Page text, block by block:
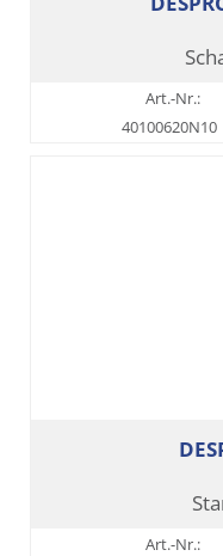
Art.-Nr.:
40100620N10
Art.-Nr.: